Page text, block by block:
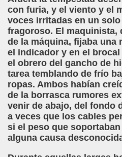
con furia, y el viento y el
voces irritadas en un
fragoroso. El maquinista,
de la máquina, fijaba una
el indicador y en el
el obrero del gancho de
tarea temblando de frío
ropas. Ambos habían
de la borrasca rumores
venir de abajo, del fondo
a veces que los cables
si el peso que
alguna causa
Clarín)
Rojas González)
Casino)